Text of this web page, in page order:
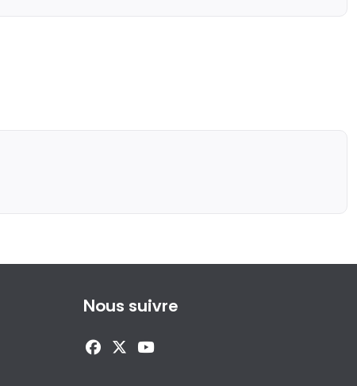
Nous suivre